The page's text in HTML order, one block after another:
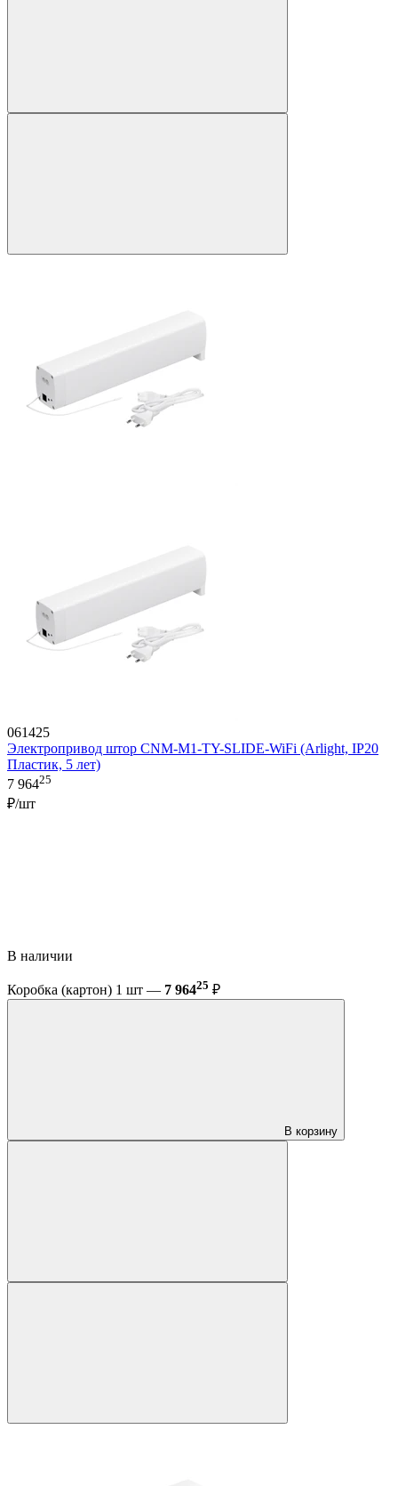
061425
Электропривод штор CNM-M1-TY-SLIDE-WiFi (Arlight, IP20
Пластик, 5 лет)
7 96425
₽/шт
В наличии
Коробка (картон) 1 шт — 7 96425 ₽
В корзину